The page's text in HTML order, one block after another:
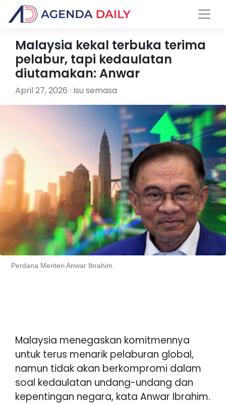
Malaysia kekal terbuka terima
pelabur, tapi kedaulatan
diutamakan: Anwar
April 27, 2026 · Isu semasa
Perdana Menteri Anwar Ibrahim.
Malaysia menegaskan komitmennya
untuk terus menarik pelaburan global,
namun tidak akan berkompromi dalam
soal kedaulatan undang-undang dan
kepentingan negara, kata Anwar Ibrahim.